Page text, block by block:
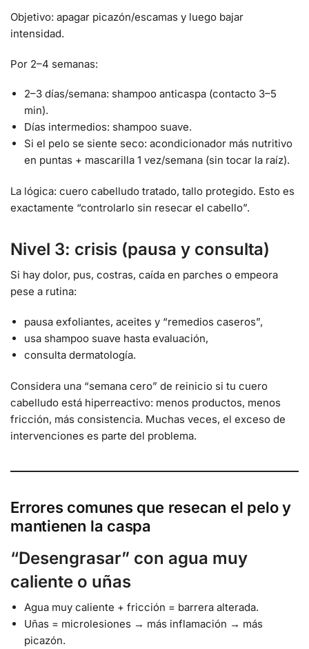
Objetivo: apagar picazón/escamas y luego bajar
intensidad.
Por 2–4 semanas:
2–3 días/semana: shampoo anticaspa (contacto 3–5
min).
Días intermedios: shampoo suave.
Si el pelo se siente seco: acondicionador más nutritivo
en puntas + mascarilla 1 vez/semana (sin tocar la raíz).
La lógica: cuero cabelludo tratado, tallo protegido. Esto es
exactamente “controlarlo sin resecar el cabello”.
Nivel 3: crisis (pausa y consulta)
Si hay dolor, pus, costras, caída en parches o empeora
pese a rutina:
pausa exfoliantes, aceites y “remedios caseros”,
usa shampoo suave hasta evaluación,
consulta dermatología.
Considera una “semana cero” de reinicio si tu cuero
cabelludo está hiperreactivo: menos productos, menos
fricción, más consistencia. Muchas veces, el exceso de
intervenciones es parte del problema.
Errores comunes que resecan el pelo y
mantienen la caspa
“Desengrasar” con agua muy
caliente o uñas
Agua muy caliente + fricción = barrera alterada.
Uñas = microlesiones → más inflamación → más
picazón.